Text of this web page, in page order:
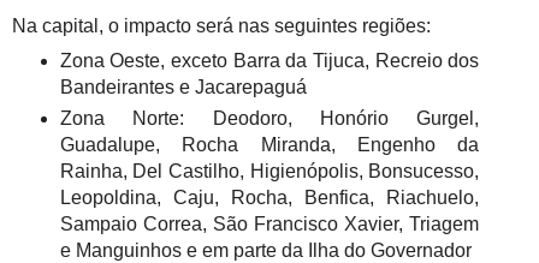
Na capital, o impacto será nas seguintes regiões:
Zona Oeste, exceto Barra da Tijuca, Recreio dos
Bandeirantes e Jacarepaguá
Zona Norte: Deodoro, Honório Gurgel,
Guadalupe, Rocha Miranda, Engenho da
Rainha, Del Castilho, Higienópolis, Bonsucesso,
Leopoldina, Caju, Rocha, Benfica, Riachuelo,
Sampaio Correa, São Francisco Xavier, Triagem
e Manguinhos e em parte da Ilha do Governador